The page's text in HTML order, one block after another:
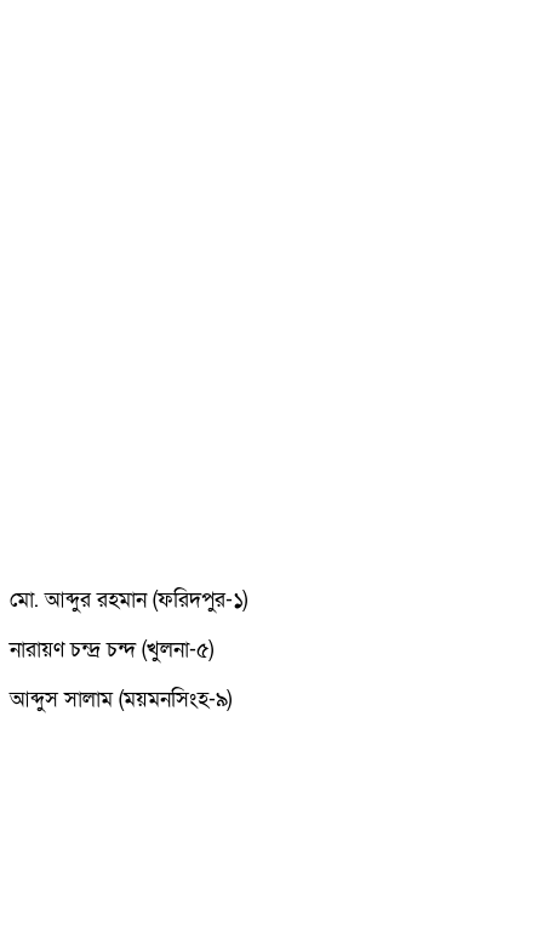
মো. আব্দুর রহমান (ফরিদপুর-১)
নারায়ণ চন্দ্র চন্দ (খুলনা-৫)
আব্দুস সালাম (ময়মনসিংহ-৯)